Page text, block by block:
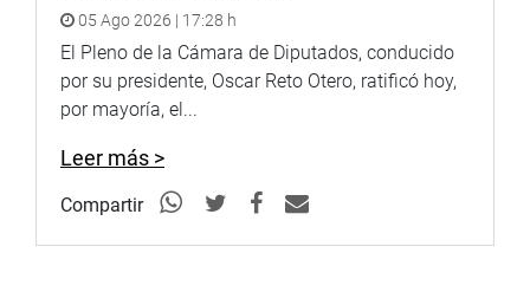
05 Ago 2026 | 17:28 h
El Pleno de la Cámara de Diputados, conducido
por su presidente, Oscar Reto Otero, ratificó hoy,
por mayoría, el...
Leer más >
Compartir